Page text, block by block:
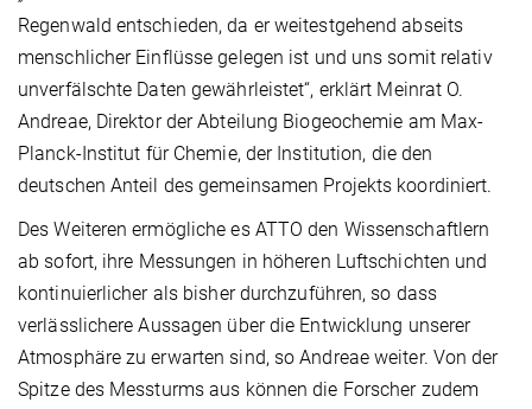
Regenwald entschieden, da er weitestgehend abseits
menschlicher Einflüsse gelegen ist und uns somit relativ
unverfälschte Daten gewährleistet“, erklärt Meinrat O.
Andreae, Direktor der Abteilung Biogeochemie am Max-
Planck-Institut für Chemie, der Institution, die den
deutschen Anteil des gemeinsamen Projekts koordiniert.
Des Weiteren ermögliche es ATTO den Wissenschaftlern
ab sofort, ihre Messungen in höheren Luftschichten und
kontinuierlicher als bisher durchzuführen, so dass
verlässlichere Aussagen über die Entwicklung unserer
Atmosphäre zu erwarten sind, so Andreae weiter. Von der
Spitze des Messturms aus können die Forscher zudem